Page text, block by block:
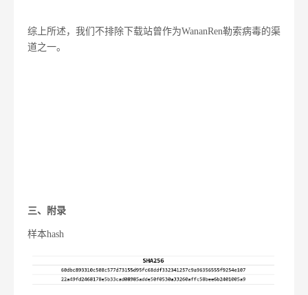
综上所述，我们不排除下载站曾作为WananRen勒索病毒的渠
道之一。
三、附录
样本hash